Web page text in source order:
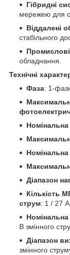
Гібридні
мережею для
Віддалені
стабільного
обладнання.
Технічні
Фаза: 1-
Номінальна
Номінальна
Діапазон
Кількість
струм: 1 / 27
В змінного
Діапазон
змінного